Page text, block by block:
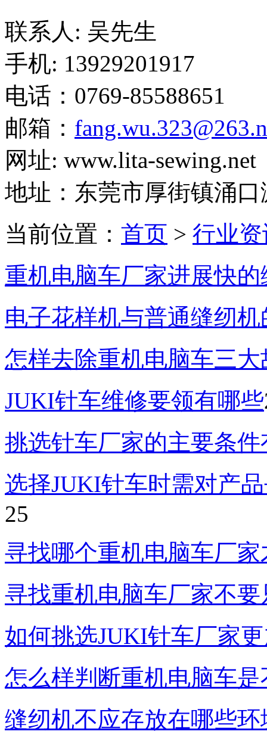
联系人: 吴先生
手机: 13929201917
电话：0769-85588651
邮箱：
网址: www.lita-sewing.net
地址：东莞市厚街镇涌
当前位置： 首页 > 行业
重机电脑车厂家进展快
电子花样机与普通缝纫
怎样去除重机电脑车三大
JUKI针车维修要领有哪些
挑选针车厂家的主要条件
选择JUKI针车时需对产
25
寻找哪个重机电脑车厂家
寻找重机电脑车厂家不
如何挑选JUKI针车厂家
怎么样判断重机电脑车
缝纫机不应存放在哪些环